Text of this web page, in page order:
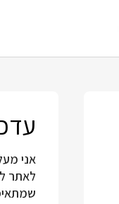
אני
לאתר